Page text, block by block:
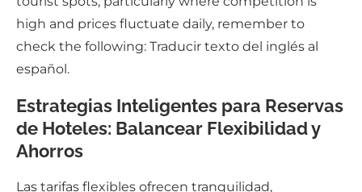
high and prices fluctuate daily, remember to
check the following: Traducir texto del inglés al
español.
Estrategias Inteligentes para Reservas
de Hoteles: Balancear Flexibilidad y
Ahorros
Las tarifas flexibles ofrecen tranquilidad,